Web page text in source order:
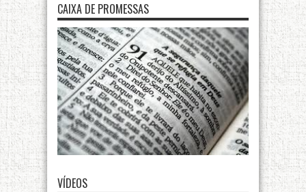
CAIXA DE PROMESSAS
VÍDEOS